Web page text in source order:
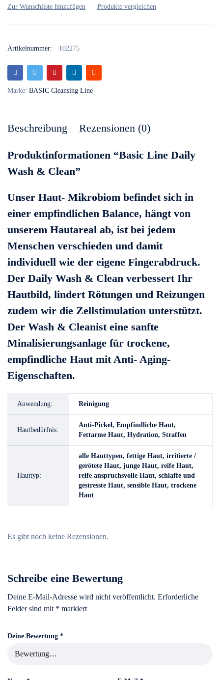
Artikelnummer: 102275
Marke: BASIC Cleansing Line
Beschreibung Rezensionen (0)
Produktinformationen “Basic Line Daily
Wash & Clean”
Unser Haut- Mikrobiom befindet sich in
einer empfindlichen Balance, hängt von
unserem Hautareal ab, ist bei jedem
Menschen verschieden und damit
individuell wie der eigene Fingerabdruck.
Der Daily Wash & Clean verbessert Ihr
Hautbild, lindert Rötungen und Reizungen
zudem wir die Zellstimulation unterstützt.
Der Wash & Cleanist eine sanfte
Minalisierungsanlage für trockene,
empfindliche Haut mit Anti- Aging-
Eigenschaften.
Anwendung: Reinigung
Hautbedürfnis:
Anti-Pickel, Empfindliche Haut,
Fettarme Haut, Hydration, Straffen
Hauttyp:
alle Hauttypen, fettige Haut, irritierte /
gerötete Haut, junge Haut, reife Haut,
reife anspruchsvolle Haut, schlaffe und
gestresste Haut, sensible Haut, trockene
Haut
Es gibt noch keine Rezensionen.
Schreibe eine Bewertung
Deine E-Mail-Adresse wird nicht veröffentlicht. Erforderliche
Felder sind mit * markiert
Deine Bewertung *